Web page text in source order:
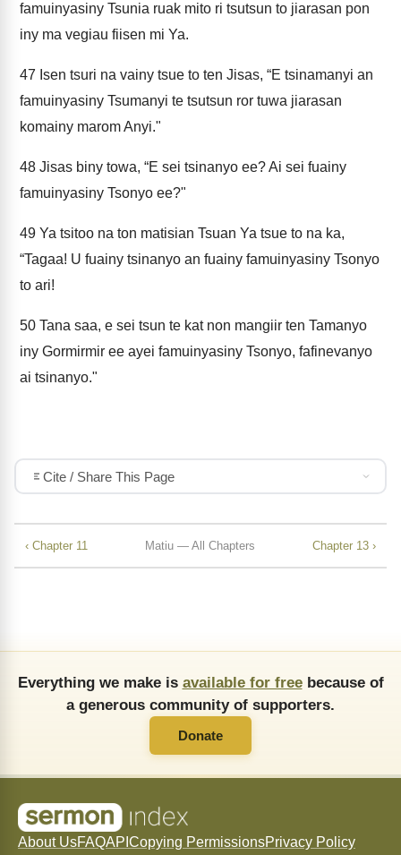
famuinyasiny Tsunia ruak mito ri tsutsun to jiarasan pon
iny ma vegiau fiisen mi Ya.
47 Isen tsuri na vainy tsue to ten Jisas, “E tsinamanyi an
famuinyasiny Tsumanyi te tsutsun ror tuwa jiarasan
komainy marom Anyi."
48 Jisas biny towa, “E sei tsinanyo ee? Ai sei fuainy
famuinyasiny Tsonyo ee?"
49 Ya tsitoo na ton matisian Tsuan Ya tsue to na ka,
“Tagaa! U fuainy tsinanyo an fuainy famuinyasiny Tsonyo
to ari!
50 Tana saa, e sei tsun te kat non mangiir ten Tamanyo
iny Gormirmir ee ayei famuinyasiny Tsonyo, fafinevanyo
ai tsinanyo."
Cite / Share This Page
‹ Chapter 11 Matiu — All Chapters Chapter 13 ›
Everything we make is available for freebecause of
a generous community of supporters.
Donate
About UsFAQAPI Copying PermissionsPrivacy Policy